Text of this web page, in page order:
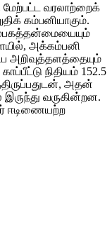
வரலாற்றைக்
கம்பனியாகும்.
அக்கம்பனி
அறிவுத்தளத்தையும்
நிதியம் 152.5
அதன்
வருகின்றன.
ஈடிணையற்ற